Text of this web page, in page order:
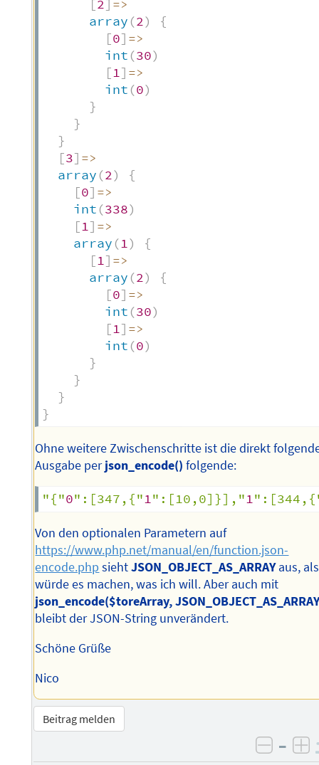
[2] =>
array (2)
{
[0] =>
int (30)
[1] =>
int (0)
}
}
}
[3] =>
array (2)
{
[0] =>
int (338)
[1] =>
array (1)
{
[1] =>
array (2)
{
[0] =>
int (30)
[1] =>
int (0)
}
}
}
}
Ohne weitere Zwischenschritte ist die direkt
Ausgabe perjson_encode() folgende:
"{"0":[347,{"1":[10,0]}],"1
Von den optionalen Parametern auf
https://www.php.net/manual/en/function.json-
encode.php siehtJSON_OBJECT_AS_ARRAYaus, als
würde es machen, was ich will. Aber auch mit
json_encode($toreArray,
bleibt der JSON-String unverändert.
Schöne Grüße
Nico
Beitrag melden
–